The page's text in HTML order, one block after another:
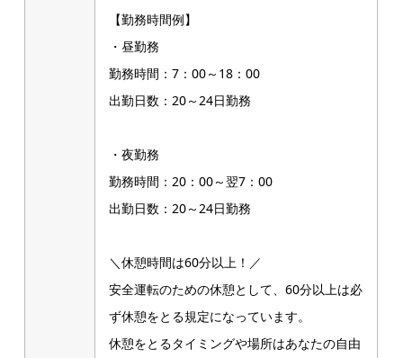
【勤務時間例】
・昼勤務
勤務時間：7：00～18：00
出勤日数：20～24日勤務
・夜勤務
勤務時間：20：00～翌7：00
出勤日数：20～24日勤務
＼休憩時間は60分以上！／
安全運転のための休憩として、60分以上は必
ず休憩をとる規定になっています。
休憩をとるタイミングや場所はあなたの自由